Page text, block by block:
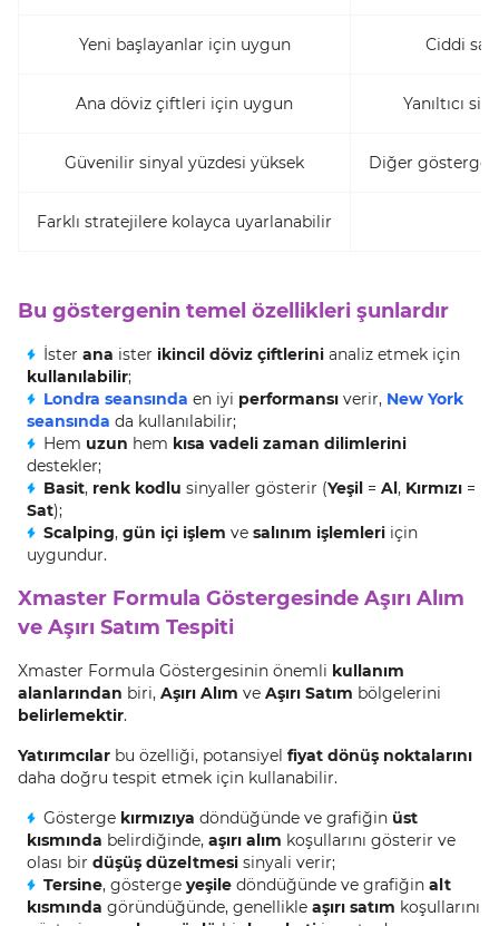
Yeni başlayanlar için uygun Ciddi
Ana döviz çiftleri için uygun Yanıltıcı
Güvenilir sinyal yüzdesi yüksek Diğer
Farklı stratejilere kolayca uyarlanabilir
Bu göstergenin temel özellikleri şunlardır
İster ana ister ikincil döviz çiftlerini analiz etmek için
kullanılabilir;
Londra seansında en iyi performansı verir, New York
seansında da kullanılabilir;
Hem uzun hem kısa vadeli zaman dilimlerini
destekler;
Basit, renk kodlu sinyaller gösterir (Yeşil = Al, Kırmızı =
Sat);
Scalping, gün içi işlem ve salınım işlemleri için
uygundur.
Xmaster Formula Göstergesinde Aşırı Alım
ve Aşırı Satım Tespiti
Xmaster Formula Göstergesinin önemli kullanım
alanlarından biri, Aşırı Alım ve Aşırı Satım bölgelerini
belirlemektir.
Yatırımcılar bu özelliği, potansiyel fiyat dönüş noktalarını
daha doğru tespit etmek için kullanabilir.
Gösterge kırmızıya döndüğünde ve grafiğin üst
kısmında belirdiğinde, aşırı alım koşullarını gösterir ve
olası bir düşüş düzeltmesi sinyali verir;
Tersine, gösterge yeşile döndüğünde ve grafiğin alt
kısmında göründüğünde, genellikle aşırı satım koşullarını